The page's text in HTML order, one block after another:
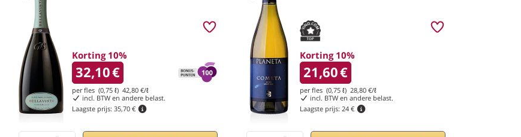
Korting 10%
32,10€
per fles (0,75 ℓ) 42,80 €/ℓ
incl. BTW en andere belast.
Laagste prijs: 35,70 €
Korting 10%
21,60€
per fles (0,75 ℓ) 28,80 €/ℓ
incl. BTW en andere belast.
Laagste prijs: 24 €